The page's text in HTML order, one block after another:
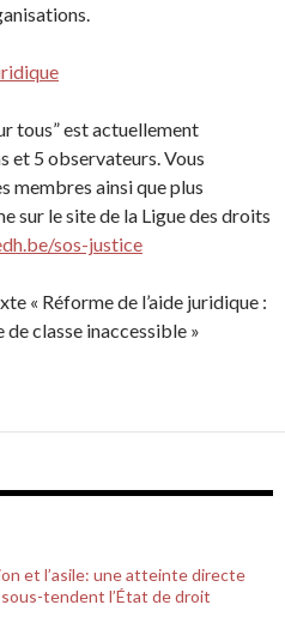
tous” est actuellement
et 5 observateurs. Vous
membres ainsi que plus
sur le site de la Ligue des droits
sos-justice
« Réforme de l’aide juridique :
de classe inaccessible »
et l’asile: une atteinte directe
tendent l’État de droit